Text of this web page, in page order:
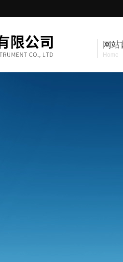
网站
Home